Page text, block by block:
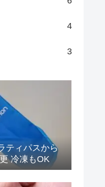
4
3
ティパスから
冷凍もOK